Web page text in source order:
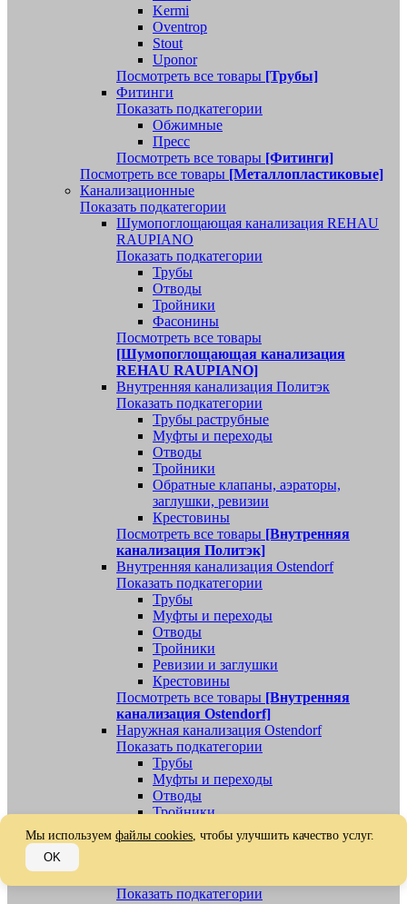
Kermi
Oventrop
Stout
Uponor
Посмотреть все товары [Трубы]
Фитинги
Показать подкатегории
Обжимные
Пресс
Посмотреть все товары [Фитинги]
Посмотреть все товары [Металлопластиковые]
Канализационные
Показать подкатегории
Шумопоглощающая канализация REHAU
RAUPIANO
Показать подкатегории
Трубы
Отводы
Тройники
Фасонины
Посмотреть все товары
[Шумопоглощающая канализация
REHAU RAUPIANO]
Внутренняя канализация Политэк
Показать подкатегории
Трубы раструбные
Муфты и переходы
Отводы
Тройники
Обратные клапаны, аэраторы,
заглушки, ревизии
Крестовины
Посмотреть все товары [Внутренняя
канализация Политэк]
Внутренняя канализация Ostendorf
Показать подкатегории
Трубы
Муфты и переходы
Отводы
Тройники
Ревизии и заглушки
Крестовины
Посмотреть все товары [Внутренняя
канализация Ostendorf]
Наружная канализация Ostendorf
Показать подкатегории
Трубы
Муфты и переходы
Отводы
Тройники
Ревизии, заглушки, обратные клапаны
Посмотреть все товары[Наружная
Показать подкатегории
Мы используем файлы cookies, чтобы улучшить качество услуг.
OK